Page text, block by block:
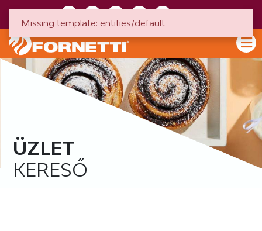
ÜZLET
KERESŐ
Missing template: entities/default